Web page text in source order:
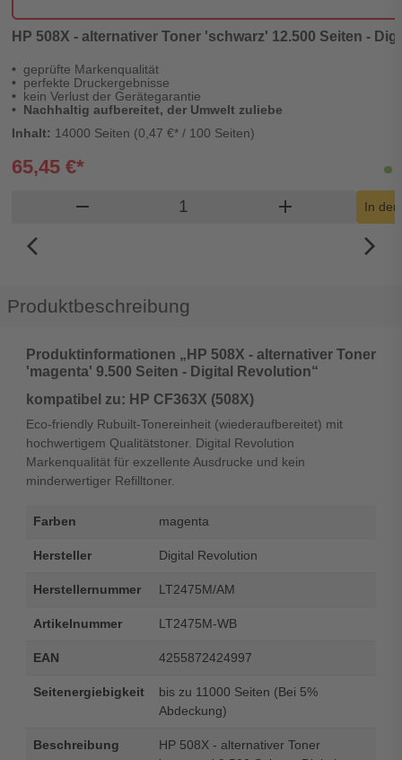
HP 508X - alternativer Toner 'schwarz' 12.500 Seiten -
geprüfte Markenqualität
perfekte Druckergebnisse
kein Verlust der Gerätegarantie
Nachhaltig aufbereitet, der Umwelt zuliebe
Inhalt: 14000 Seiten (0,47 €* / 100 Seiten)
65,45 €*
remove Produkt Warenkorb Menge
add In
arrow_back_ios_new arrow_forward_ios
Produktbeschreibung
Produktinformationen „HP 508X - alternativer Toner
'magenta' 9.500 Seiten - Digital Revolution“
kompatibel zu: HP CF363X (508X)
Eco-friendly Rubuilt-Tonereinheit (wiederaufbereitet) mit
hochwertigem Qualitätstoner. Digital Revolution
Markenqualität für exzellente Ausdrucke und kein
minderwertiger Refilltoner.
Farben magenta
Hersteller Digital Revolution
Herstellernummer LT2475M/AM
Artikelnummer LT2475M-WB
EAN 4255872424997
Seitenergiebigkeit
bis zu 11000 Seiten (Bei 5%
Abdeckung)
Beschreibung
HP 508X - alternativer Toner